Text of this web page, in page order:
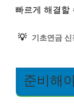
빠르게 해결할
💡 기초연금
준비해